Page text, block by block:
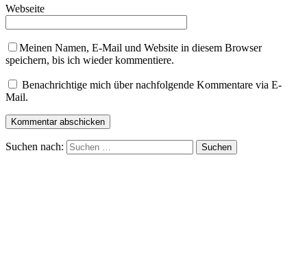
Webseite
Meinen Namen, E-Mail und Website in diesem Browser
speichern, bis ich wieder kommentiere.
Benachrichtige mich über nachfolgende Kommentare via E-
Mail.
Suchen nach: